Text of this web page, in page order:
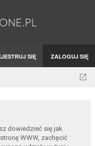
SIĘ ZALOGUJ SIĘ
dowiedzieć się jak
WWW, zachęcić